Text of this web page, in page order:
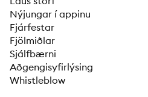
Nýjungar í appinu
Fjárfestar
Fjölmiðlar
Sjálfbærni
Aðgengisyfirlýsing
Whistleblow